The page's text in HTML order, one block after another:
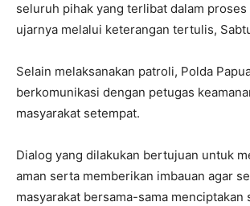
seluruh pihak yang terlibat dalam proses
ujarnya melalui keterangan tertulis,
Selain melaksanakan patroli, Polda
berkomunikasi dengan petugas
masyarakat setempat.
Dialog yang dilakukan bertujuan untuk
aman serta memberikan imbauan agar
masyarakat bersama-sama menciptakan